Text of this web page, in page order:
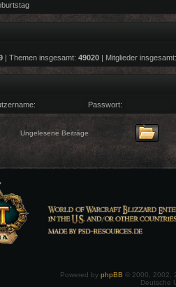
| Themen insgesamt: 49020 | Mitglieder
Passwort:
Ungelesene Beiträge
Powered by phpBB © 2000, 2002,
Deutsche